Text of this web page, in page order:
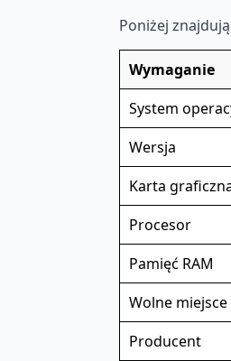
Poniżej
Wymaganie
System
Wersja
Karta
Procesor
Pamięć RAM
Wolne
Producent